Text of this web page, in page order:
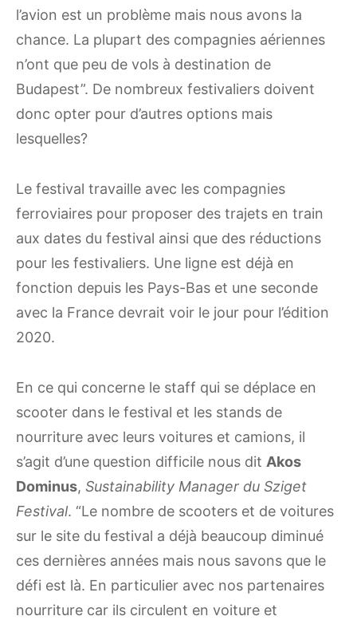
l’avion est un problème mais nous avons la
chance. La plupart des compagnies aériennes
n’ont que peu de vols à destination de
Budapest”. De nombreux festivaliers doivent
donc opter pour d’autres options mais
lesquelles?
Le festival travaille avec les compagnies
ferroviaires pour proposer des trajets en train
aux dates du festival ainsi que des réductions
pour les festivaliers. Une ligne est déjà en
fonction depuis les Pays-Bas et une seconde
avec la France devrait voir le jour pour l’édition
2020.
En ce qui concerne le staff qui se déplace en
scooter dans le festival et les stands de
nourriture avec leurs voitures et camions, il
s’agit d’une question difficile nous dit Akos
Dominus, Sustainability Manager du Sziget
Festival. “Le nombre de scooters et de voitures
sur le site du festival a déjà beaucoup diminué
ces dernières années mais nous savons que le
défi est là. En particulier avec nos partenaires
nourriture car ils circulent en voiture et